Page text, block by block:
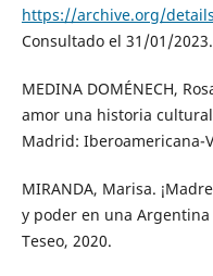
https://archive.org/
Consultado el 31/01/2023.
MEDINA DOMÉNECH,
amor una historia
Madrid: Iberoamericana-
MIRANDA, Marisa.
y poder en una
Teseo, 2020.